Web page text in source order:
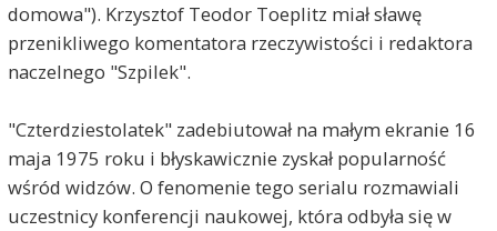
domowa"). Krzysztof Teodor Toeplitz miał sławę
przenikliwego komentatora rzeczywistości i redaktora
naczelnego "Szpilek".
"Czterdziestolatek" zadebiutował na małym ekranie 16
maja 1975 roku i błyskawicznie zyskał popularność
wśród widzów. O fenomenie tego serialu rozmawiali
uczestnicy konferencji naukowej, która odbyła się w